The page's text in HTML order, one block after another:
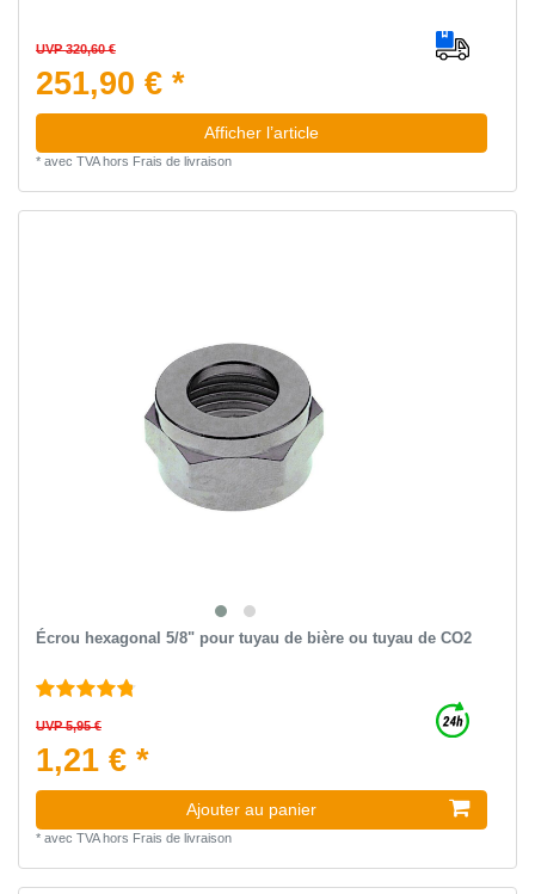
UVP 320,60 €
251,90 € *
Afficher l’article
* avec TVAhors Frais de livraison
Écrou hexagonal 5/8" pour tuyau de bière ou tuyau de CO2
UVP 5,95 €
1,21 € *
Ajouter au panier
* avec TVAhors Frais de livraison